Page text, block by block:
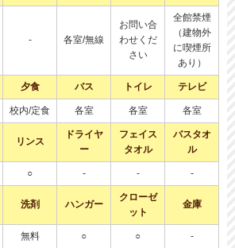
- 各室/無線
お問い合
わせくだ
さい
全館禁煙
（建物外
に喫煙所
あり）
夕食 バス トイレ テレビ
校内/定食 各室 各室 各室
リンス
ドライヤ
ー
フェイス
タオル
バスタオ
ル
○ - - -
洗剤 ハンガー
クローゼ
ット
金庫
無料 ○ ○ -